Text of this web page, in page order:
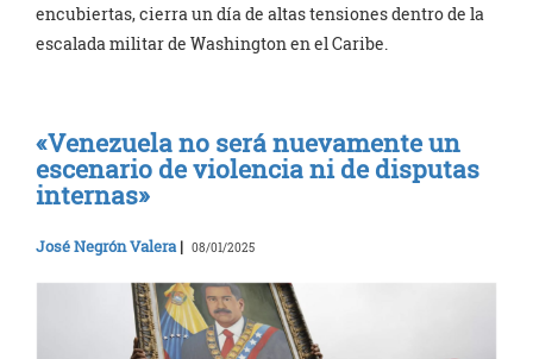
encubiertas, cierra un día de altas tensiones dentro de la
escalada militar de Washington en el Caribe.
«Venezuela no será nuevamente un
escenario de violencia ni de disputas
internas»
José Negrón Valera| 08/01/2025